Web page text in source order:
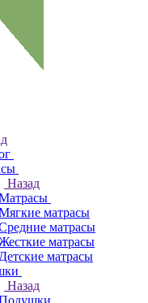
Назад
матрасы
матрасы
матрасы
Детские матрасы
Назад